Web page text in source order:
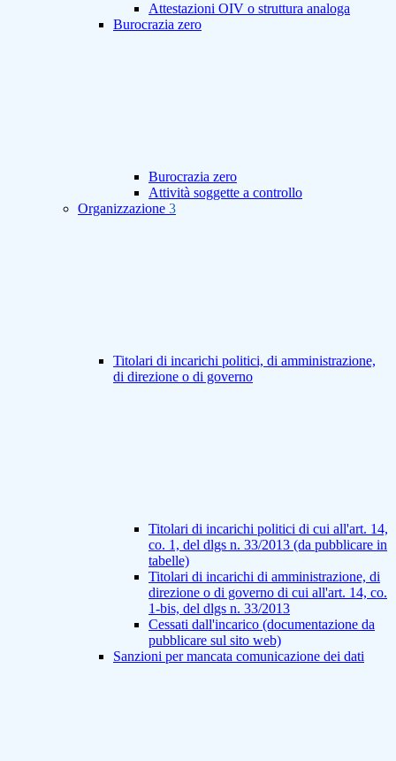
Attestazioni OIV o struttura analoga
Burocrazia zero
Burocrazia zero
Attività soggette a controllo
Organizzazione 3
Titolari di incarichi politici, di amministrazione,
di direzione o di governo
Titolari di incarichi politici di cui all'art. 14,
co. 1, del dlgs n. 33/2013 (da pubblicare in
tabelle)
Titolari di incarichi di amministrazione, di
direzione o di governo di cui all'art. 14, co.
1-bis, del dlgs n. 33/2013
Cessati dall'incarico (documentazione da
pubblicare sul sito web)
Sanzioni per mancata comunicazione dei dati